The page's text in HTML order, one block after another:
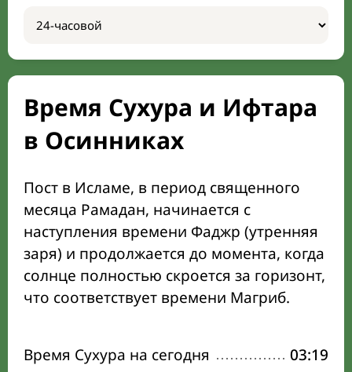
Время Сухура и Ифтара
в Осинниках
Пост в Исламе, в период священного
месяца Рамадан, начинается с
наступления времени Фаджр (утренняя
заря) и продолжается до момента, когда
солнце полностью скроется за горизонт,
что соответствует времени Магриб.
Время Сухура на сегодня 03:19